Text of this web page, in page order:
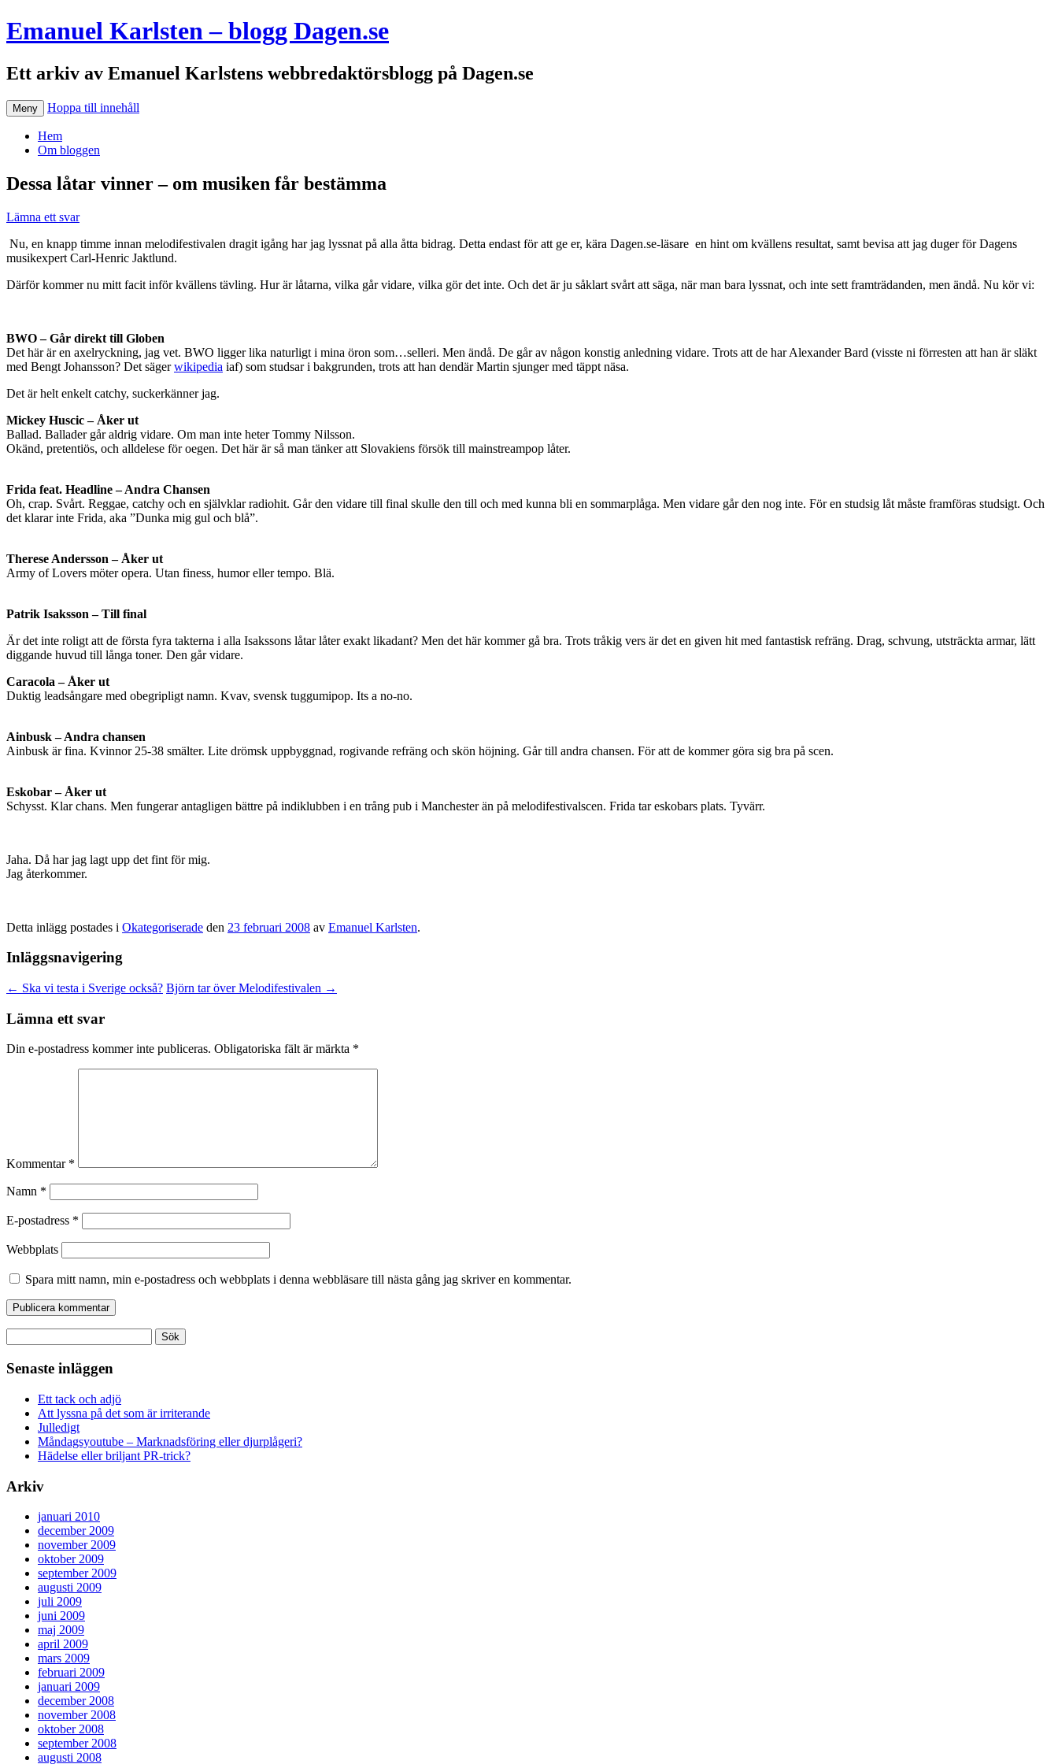
Emanuel Karlsten – blogg Dagen.se
Ett arkiv av Emanuel Karlstens webbredaktörsblogg på Dagen.se
Meny Hoppa till innehåll
Hem
Om bloggen
Dessa låtar vinner – om musiken får bestämma
Lämna ett svar
Nu, en knapp timme innan melodifestivalen dragit igång har jag lyssnat på alla åtta bidrag. Detta endast för att ge er, kära Dagen.se-läsare en hint om kvällens resultat, samt bevisa att jag duger för Dagens
musikexpert Carl-Henric Jaktlund.
Därför kommer nu mitt facit inför kvällens tävling. Hur är låtarna, vilka går vidare, vilka gör det inte. Och det är ju såklart svårt att säga, när man bara lyssnat, och inte sett framträdanden, men ändå. Nu kör vi:
BWO – Går direkt till Globen
Det här är en axelryckning, jag vet. BWO ligger lika naturligt i mina öron som…selleri. Men ändå. De går av någon konstig anledning vidare. Trots att de har Alexander Bard (visste ni förresten att han är släkt
med Bengt Johansson? Det sägerwikipedia iaf) som studsar i bakgrunden, trots att han dendär Martin sjunger med täppt näsa.
Det är helt enkelt catchy, suckerkänner jag.
Mickey Huscic – Åker ut
Ballad. Ballader går aldrig vidare. Om man inte heter Tommy Nilsson.
Okänd, pretentiös, och alldelese för oegen. Det här är så man tänker att Slovakiens försök till mainstreampop låter.
Frida feat. Headline – Andra Chansen
Oh, crap. Svårt. Reggae, catchy och en självklar radiohit. Går den vidare till final skulle den till och med kunna bli en sommarplåga. Men vidare går den nog inte. För en studsig låt måste framföras studsigt. Och
det klarar inte Frida, aka ”Dunka mig gul och blå”.
Therese Andersson – Åker ut
Army of Lovers möter opera. Utan finess, humor eller tempo. Blä.
Patrik Isaksson – Till final
Är det inte roligt att de första fyra takterna i alla Isakssons låtar låter exakt likadant? Men det här kommer gå bra. Trots tråkig vers är det en given hit med fantastisk refräng. Drag, schvung, utsträckta armar, lätt
diggande huvud till långa toner. Den går vidare.
Caracola – Åker ut
Duktig leadsångare med obegripligt namn. Kvav, svensk tuggumipop. Its a no-no.
Ainbusk – Andra chansen
Ainbusk är fina. Kvinnor 25-38 smälter. Lite drömsk uppbyggnad, rogivande refräng och skön höjning. Går till andra chansen. För att de kommer göra sig bra på scen.
Eskobar – Åker ut
Schysst. Klar chans. Men fungerar antagligen bättre på indiklubben i en trång pub i Manchester än på melodifestivalscen. Frida tar eskobars plats. Tyvärr.
Jaha. Då har jag lagt upp det fint för mig.
Jag återkommer.
Detta inlägg postades i Okategoriserade den 23 februari 2008 av Emanuel Karlsten.
Inläggsnavigering
← Ska vi testa i Sverige också? Björn tar över Melodifestivalen →
Lämna ett svar
Din e-postadress kommer inte publiceras. Obligatoriska fält är märkta *
Kommentar *
Namn *
E-postadress *
Webbplats
Spara mitt namn, min e-postadress och webbplats i denna webbläsare till nästa gång jag skriver en kommentar.
efter:
Senaste inläggen
Ett tack och adjö
Att lyssna på det som är irriterande
Julledigt
Måndagsyoutube – Marknadsföring eller djurplågeri?
Hädelse eller briljant PR-trick?
Arkiv
januari 2010
december 2009
november 2009
oktober 2009
september 2009
augusti 2009
juli 2009
juni 2009
maj 2009
april 2009
mars 2009
februari 2009
januari 2009
december 2008
november 2008
oktober 2008
september 2008
augusti 2008